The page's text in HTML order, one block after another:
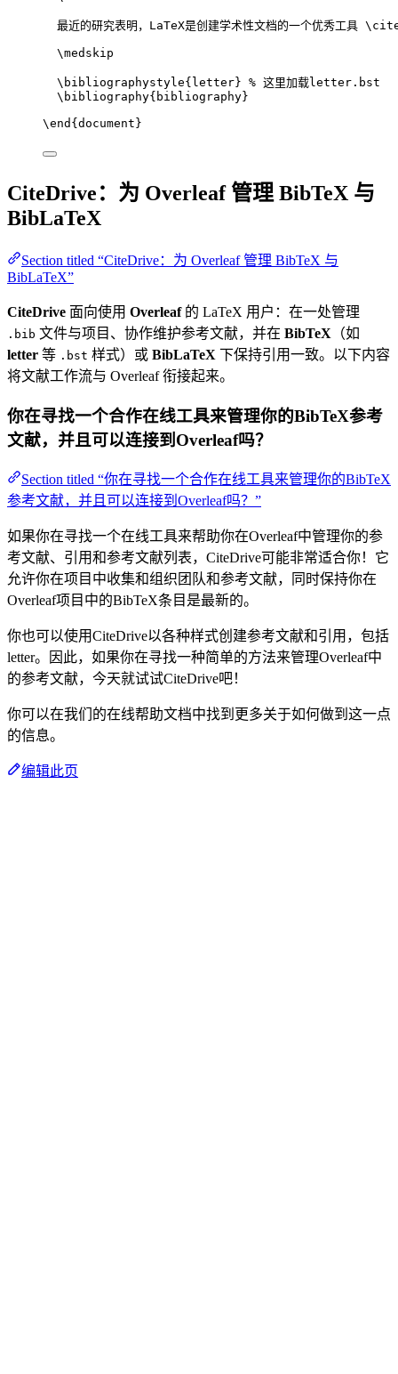
最近的研究表明，LaTeX是创建学术性文档的一个优秀工具
\medskip
\bibliographystyle{letter} % 这里加载letter.bst
\bibliography{bibliography}
\end { document }
CiteDrive：为 Overleaf 管理 BibTeX 与
BibLaTeX
Section titled “CiteDrive：为 Overleaf 管理 BibTeX 与
BibLaTeX”
CiteDrive 面向使用 Overleaf的 LaTeX 用户：在一处管理
.bib 文件与项目、协作维护参考文献，并在 BibTeX （如
letter 等 .bst 样式）或 BibLaTeX 下保持引用一致。以下内容
将文献工作流与 Overleaf 衔接起来。
你在寻找一个合作在线工具来管理你的BibTeX参考
文献，并且可以连接到Overleaf吗？
Section titled “你在寻找一个合作在线工具来管理你的BibTeX
参考文献，并且可以连接到Overleaf吗？”
如果你在寻找一个在线工具来帮助你在Overleaf中管理你的参
考文献、引用和参考文献列表，CiteDrive可能非常适合你！它
允许你在项目中收集和组织团队和参考文献，同时保持你在
Overleaf项目中的BibTeX条目是最新的。
你也可以使用CiteDrive以各种样式创建参考文献和引用，包括
letter。因此，如果你在寻找一种简单的方法来管理Overleaf中
的参考文献，今天就试试CiteDrive吧！
你可以在我们的在线帮助文档中找到更多关于如何做到这一点
的信息。
编辑此页